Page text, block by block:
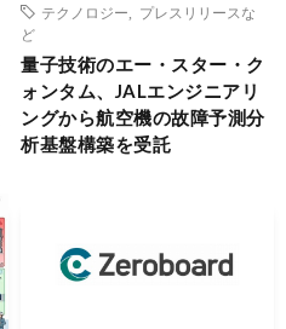
テクノロジー
プレスリリースな
ど
量子技術のエー・スター・ク
ォンタム、JALエンジニアリ
ングから航空機の故障予測分
析基盤構築を受託